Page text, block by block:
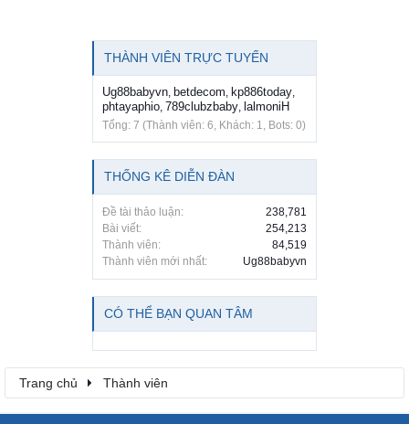
THÀNH VIÊN TRỰC TUYẾN
Ug88babyvn, betdecom, kp886today,
phtayaphio, 789clubzbaby, lalmoniH
Tổng: 7 (Thành viên: 6, Khách: 1, Bots: 0)
THỐNG KÊ DIỄN ĐÀN
Đề tài thảo luận:
238,781
Bài viết:
254,213
Thành viên:
84,519
Thành viên mới nhất:
Ug88babyvn
CÓ THỂ BẠN QUAN TÂM
Trang chủ Thành viên